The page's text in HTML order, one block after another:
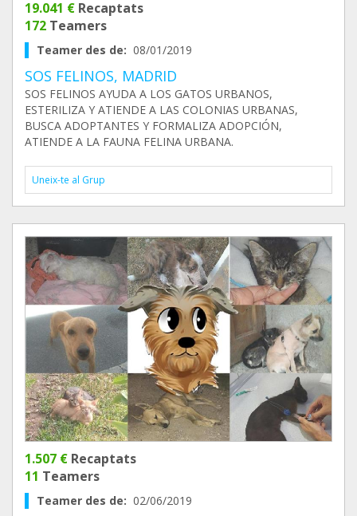
19.041 € Recaptats
172 Teamers
Teamer des de: 08/01/2019
SOS FELINOS, MADRID
SOS FELINOS AYUDA A LOS GATOS URBANOS,
ESTERILIZA Y ATIENDE A LAS COLONIAS URBANAS,
BUSCA ADOPTANTES Y FORMALIZA ADOPCIÓN,
ATIENDE A LA FAUNA FELINA URBANA.
Uneix-te al Grup
1.507 € Recaptats
11 Teamers
Teamer des de: 02/06/2019